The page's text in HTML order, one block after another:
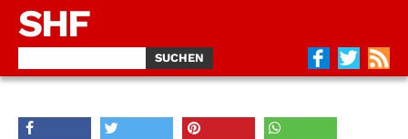
SHF